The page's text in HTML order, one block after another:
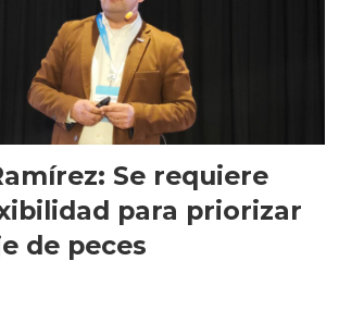
Se requiere
para priorizar
de peces